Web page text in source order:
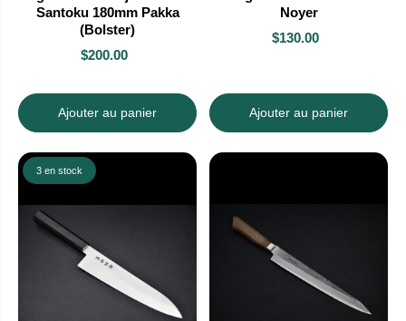
Santoku 180mm Pakka
(Bolster)
$200.00
Ajouter au panier
Noyer
$130.00
Ajouter au panier
3 en stock